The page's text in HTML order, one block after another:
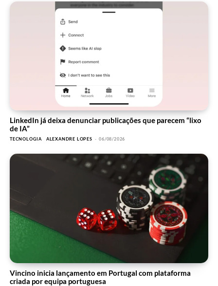
LinkedIn já deixa denunciar publicações que parecem “lixo
de IA”
TECNOLOGIA ALEXANDRE LOPES - 06/08/2026
Vincino inicia lançamento em Portugal com plataforma
criada por equipa portuguesa